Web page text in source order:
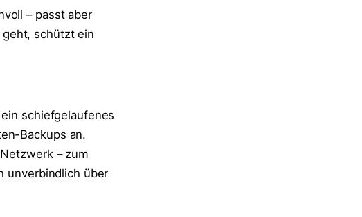
– passt aber
schützt ein
schiefgelaufenes
Backups an.
– zum
unverbindlich über